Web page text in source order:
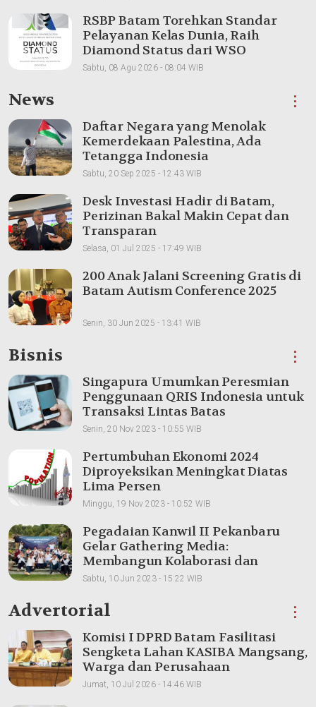
RSBP Batam Torehkan Standar
Pelayanan Kelas Dunia, Raih
Diamond Status dari WSO
Sabtu, 08 Agu 2026 - 08:04 WIB
News ⋮
Daftar Negara yang Menolak
Kemerdekaan Palestina, Ada
Tetangga Indonesia
Sabtu, 20 Sep 2025 - 12:43 WIB
Desk Investasi Hadir di Batam,
Perizinan Bakal Makin Cepat dan
Transparan
Selasa, 01 Jul 2025 - 17:49 WIB
200 Anak Jalani Screening Gratis di
Batam Autism Conference 2025
Senin, 30 Jun 2025 - 13:41 WIB
Bisnis ⋮
Singapura Umumkan Peresmian
Penggunaan QRIS Indonesia untuk
Transaksi Lintas Batas
Senin, 20 Nov 2023 - 10:55 WIB
Pertumbuhan Ekonomi 2024
Diproyeksikan Meningkat Diatas
Lima Persen
Minggu, 19 Nov 2023 - 10:52 WIB
Pegadaian Kanwil II Pekanbaru
Gelar Gathering Media:
Membangun Kolaborasi dan
Meningkatkan Pemahaman Produk
Sabtu, 10 Jun 2023 - 15:22 WIB
Advertorial ⋮
Komisi I DPRD Batam Fasilitasi
Sengketa Lahan KASIBA Mangsang,
Warga dan Perusahaan
Dipertemukan
Jumat, 10 Jul 2026 - 14:46 WIB